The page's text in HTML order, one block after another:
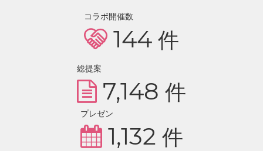
コラボ開催数
144 件
総提案
7,148 件
プレゼン
1,132 件